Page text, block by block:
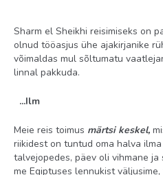
Sharm el Sheikhi reisimiseks on
olnud tööasjus ühe ajakirjanike
võimaldas mul sõltumatu
linnal pakkuda.
...Ilm
Meie reis toimus märtsi keskel,
riikidest on tuntud oma halva
talvejopedes, päev oli vihmane ja
me Egiptuses lennukist